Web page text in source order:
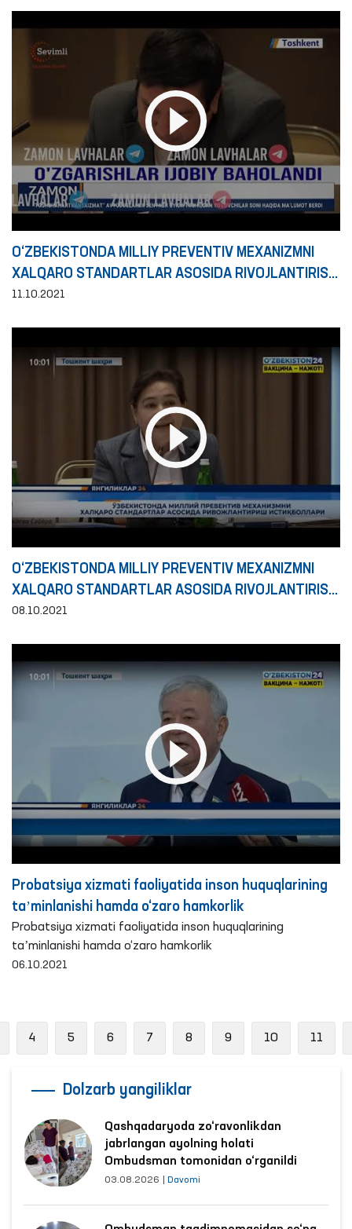
O‘ZBEKISTONDA MILLIY PREVENTIV MEXANIZMNI
XALQARO STANDARTLAR ASOSIDA RIVOJLANTIRISH
ISTIQBOLLARI
11.10.2021
O‘ZBEKISTONDA MILLIY PREVENTIV MEXANIZMNI
XALQARO STANDARTLAR ASOSIDA RIVOJLANTIRISH
ISTIQBOLLARI
08.10.2021
Probatsiya xizmati faoliyatida inson huquqlarining
taʼminlanishi hamda o‘zaro hamkorlik
Probatsiya xizmati faoliyatida inson huquqlarining
taʼminlanishi hamda o‘zaro hamkorlik
06.10.2021
4 5 6 7 8 9 10 11
Dolzarb yangiliklar
Qashqadaryoda zo‘ravonlikdan
jabrlangan ayolning holati
Ombudsman tomonidan o‘rganildi
03.08.2026 Davomi